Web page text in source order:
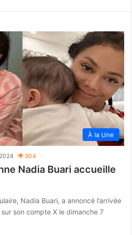
À la Une
904
Nadia Buari accueille
Nadia Buari, a annoncé l’arrivée
son compte X le dimanche 7